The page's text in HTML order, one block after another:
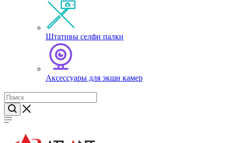
Штативы селфи палки
Аксессуары для экшн камер